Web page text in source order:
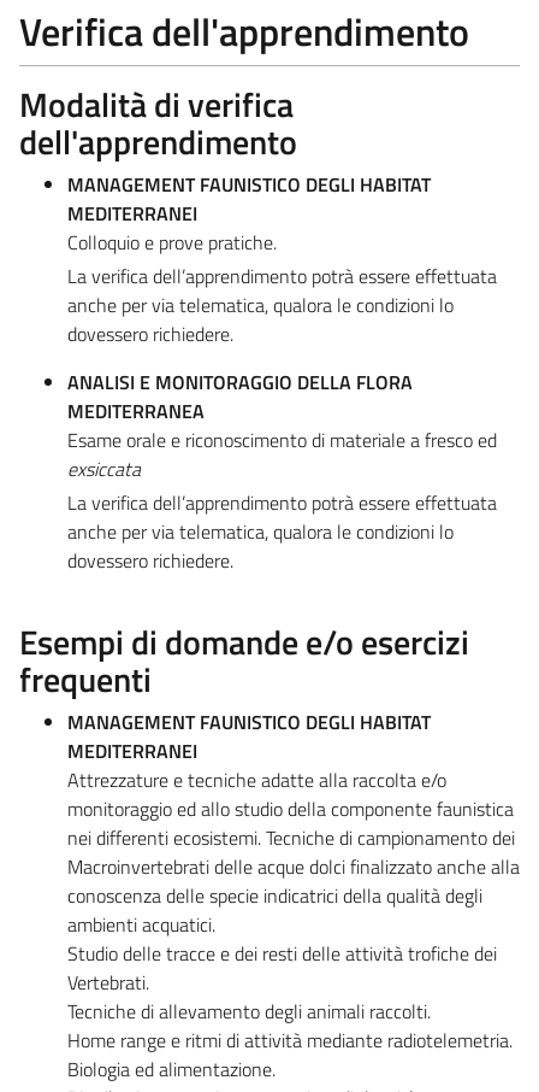
Verifica dell'apprendimento
Modalità di verifica
dell'apprendimento
MANAGEMENT FAUNISTICO DEGLI HABITAT
MEDITERRANEI
Colloquio e prove pratiche.
La verifica dell’apprendimento potrà essere effettuata
anche per via telematica, qualora le condizioni lo
dovessero richiedere.
ANALISI E MONITORAGGIO DELLA FLORA
MEDITERRANEA
Esame orale e riconoscimento di materiale a fresco ed
exsiccata
La verifica dell’apprendimento potrà essere effettuata
anche per via telematica, qualora le condizioni lo
dovessero richiedere.
Esempi di domande e/o esercizi
frequenti
MANAGEMENT FAUNISTICO DEGLI HABITAT
MEDITERRANEI
Attrezzature e tecniche adatte alla raccolta e/o
monitoraggio ed allo studio della componente faunistica
nei differenti ecosistemi. Tecniche di campionamento dei
Macroinvertebrati delle acque dolci finalizzato anche alla
conoscenza delle specie indicatrici della qualità degli
ambienti acquatici.
Studio delle tracce e dei resti delle attività trofiche dei
Vertebrati.
Tecniche di allevamento degli animali raccolti.
Home range e ritmi di attività mediante radiotelemetria.
Biologia ed alimentazione.